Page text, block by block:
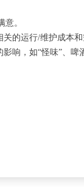
。
的运行/维护成本
响，如“怪味”、